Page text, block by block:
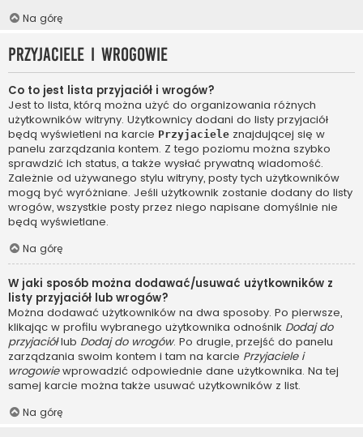
Na górę
Przyjaciele i wrogowie
Co to jest lista przyjaciół i wrogów?
Jest to lista, którą można użyć do organizowania różnych
użytkowników witryny. Użytkownicy dodani do listy przyjaciół
będą wyświetleni na karcie Przyjaciele znajdującej się w
panelu zarządzania kontem. Z tego poziomu można szybko
sprawdzić ich status, a także wysłać prywatną wiadomość.
Zależnie od używanego stylu witryny, posty tych użytkowników
mogą być wyróżniane. Jeśli użytkownik zostanie dodany do listy
wrogów, wszystkie posty przez niego napisane domyślnie nie
będą wyświetlane.
Na górę
W jaki sposób można dodawać/usuwać użytkowników z
listy przyjaciół lub wrogów?
Można dodawać użytkowników na dwa sposoby. Po pierwsze,
klikając w profilu wybranego użytkownika odnośnik Dodaj do
przyjaciółlub Dodaj do wrogów. Po drugie, przejść do panelu
zarządzania swoim kontem i tam na karcie Przyjaciele i
wrogowiewprowadzić odpowiednie dane użytkownika. Na tej
samej karcie można także usuwać użytkowników z list.
Na górę